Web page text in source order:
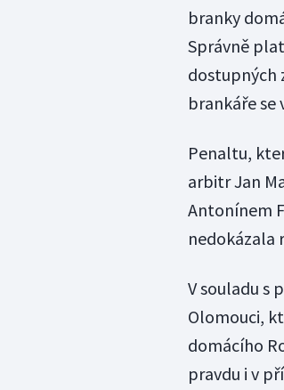
branky
Správně
dostupných
brankáře se
Penaltu,
arbitr Jan
Antonínem
nedokázala
V souladu s
Olomouci,
domácího
pravdu i v